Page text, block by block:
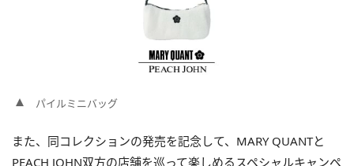
パイルミニバッグ
また、同コレクションの発売を記念して、MARY QUANTと
PEACH JOHN双方の店舗を巡って楽しめるスペシャルキャンペ